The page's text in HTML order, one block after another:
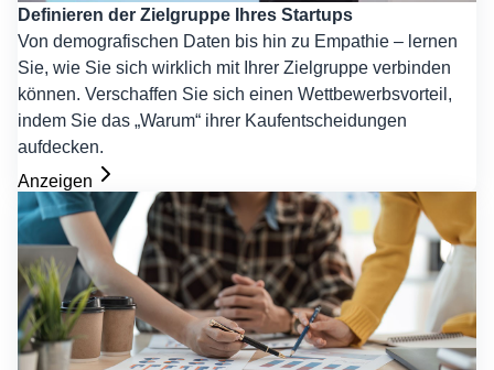
Definieren der Zielgruppe Ihres Startups
Von demografischen Daten bis hin zu Empathie – lernen
Sie, wie Sie sich wirklich mit Ihrer Zielgruppe verbinden
können. Verschaffen Sie sich einen Wettbewerbsvorteil,
indem Sie das „Warum“ ihrer Kaufentscheidungen
aufdecken.
Anzeigen